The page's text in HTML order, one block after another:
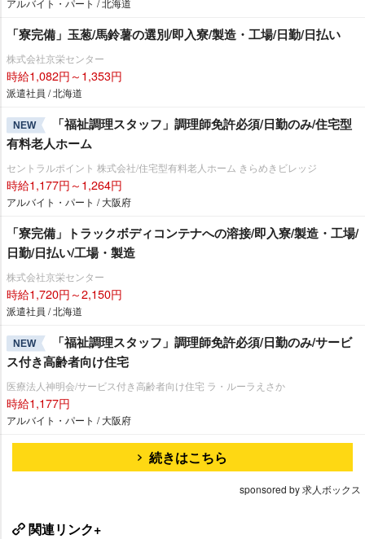
「寮完備」玉葱/馬鈴薯の選別/即入寮/製造・工場/日勤/日払い
株式会社京栄センター
時給1,082円～1,353円
派遣社員 / 北海道
NEW
「福祉調理スタッフ」調理師免許必須/日勤のみ/住宅型
有料老人ホーム
セントラルポイント 株式会社/住宅型有料老人ホーム きらめきビレッジ
時給1,177円～1,264円
アルバイト・パート / 大阪府
「寮完備」トラックボディコンテナへの溶接/即入寮/製造・工場/
日勤/日払い/工場・製造
株式会社京栄センター
時給1,720円～2,150円
派遣社員 / 北海道
NEW
「福祉調理スタッフ」調理師免許必須/日勤のみ/サービ
ス付き高齢者向け住宅
医療法人神明会/サービス付き高齢者向け住宅 ラ・ルーラえさか
時給1,177円
アルバイト・パート / 大阪府
続きはこちら
sponsored by 求人ボックス
関連リンク+